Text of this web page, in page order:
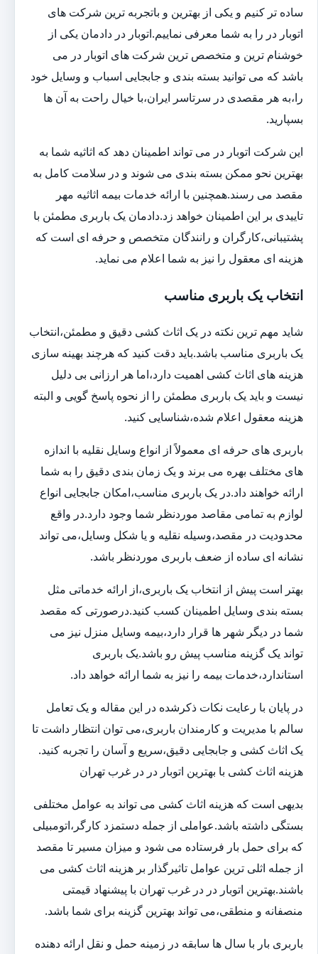
ساده تر کنیم و یکی از بهترین و باتجربه ترین شرکت های
اتوبار در را به شما معرفی نماییم.اتوبار در دادمان یکی از
خوشنام ترین و متخصص ترین شرکت های اتوبار در می
باشد که می توانید بسته بندی و جابجایی اسباب و وسایل خود
را،به هر مقصدی در سرتاسر ایران،با خیال راحت به آن ها
بسپارید.
این شرکت اتوبار در می تواند اطمینان دهد که اثاثیه شما به
بهترین نحو ممکن بسته بندی می شوند و در سلامت کامل به
مقصد می رسند.همچنین با ارائه خدمات بیمه اثاثیه مهر
تاییدی بر این اطمینان خواهد زد.دادمان یک باربری مطمئن با
پشتیبانی،کارگران و رانندگان متخصص و حرفه ای است که
هزینه ای معقول را نیز به شما اعلام می نماید.
انتخاب یک باربری مناسب
شاید مهم ترین نکته در یک اثاث کشی دقیق و مطمئن،انتخاب
یک باربری مناسب باشد.باید دقت کنید که هرچند بهینه سازی
هزینه های اثاث کشی اهمیت دارد،اما هر ارزانی بی دلیل
نیست و باید یک باربری مطمئن را از نحوه پاسخ گویی و البته
هزینه معقول اعلام شده،شناسایی کنید.
باربری های حرفه ای معمولاً از انواع وسایل نقلیه با اندازه
های مختلف بهره می برند و یک زمان بندی دقیق را به شما
ارائه خواهند داد.در یک باربری مناسب،امکان جابجایی انواع
لوازم به تمامی مقاصد موردنظر شما وجود دارد.در واقع
محدودیت در مقصد،وسیله نقلیه و یا شکل وسایل،می تواند
نشانه ای ساده از ضعف باربری موردنظر باشد.
بهتر است پیش از انتخاب یک باربری،از ارائه خدماتی مثل
بسته بندی وسایل اطمینان کسب کنید.درصورتی که مقصد
شما در دیگر شهر ها قرار دارد،بیمه وسایل منزل نیز می
تواند یک گزینه مناسب پیش رو باشد.یک باربری
استاندارد،خدمات بیمه را نیز به شما ارائه خواهد داد.
در پایان با رعایت نکات ذکرشده در این مقاله و یک تعامل
سالم با مدیریت و کارمندان باربری،می توان انتظار داشت تا
یک اثاث کشی و جابجایی دقیق،سریع و آسان را تجربه کنید.
هزینه اثاث کشی با بهترین اتوبار در در غرب تهران
بدیهی است که هزینه اثاث کشی می تواند به عوامل مختلفی
بستگی داشته باشد.عواملی از جمله دستمزد کارگر،اتومبیلی
که برای حمل بار فرستاده می شود و میزان مسیر تا مقصد
از جمله اثلی ترین عوامل تاثیرگذار بر هزینه اثاث کشی می
باشند.بهترین اتوبار در در غرب تهران با پیشنهاد قیمتی
منصفانه و منطقی،می تواند بهترین گزینه برای شما باشد.
باربری بار با سال ها سابقه در زمینه حمل و نقل ارائه دهنده